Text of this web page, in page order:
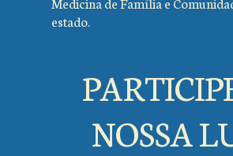
estado.
NOSSA